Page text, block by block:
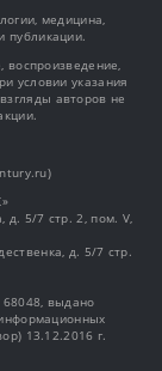
медицина,
публикации.
воспроизведение,
условии указания
авторов не
д. 5/7 стр. 2, пом. V,
д. 5/7 стр.
выдано
13.12.2016 г.